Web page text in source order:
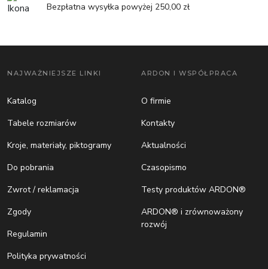
Bezpłatna wysyłka powyżej 250,00 zł
NAJWAŻNIEJSZE LINKI
Katalog
Tabele rozmiarów
Kroje, materiały, piktogramy
Do pobrania
Zwrot / reklamacja
Zgody
Regulamin
Polityka prywatności
ARDON I WSPÓŁPRACA
O firmie
Kontakty
Aktualności
Czasopismo
Testy produktów ARDON®
ARDON® i zrównoważony
rozwój